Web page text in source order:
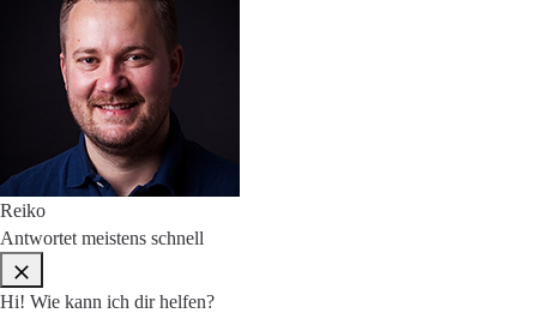
Reiko
Antwortet meistens schnell
Hi! Wie kann ich dir helfen?